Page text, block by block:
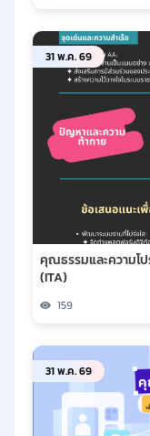
31 พ.ค. 69
คุณธรรมและความโป
(ITA)
159
31 พ.ค. 69